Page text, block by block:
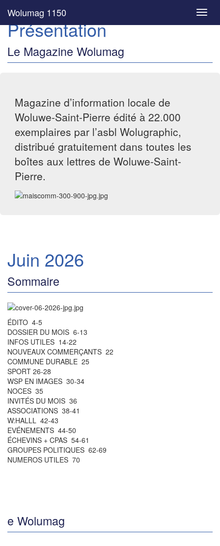
Wolumag 1150
Présentation
Le Magazine Wolumag
Magazine d’information locale de
Woluwe-Saint-Pierre édité à 22.000
exemplaires par l’asbl Wolugraphic,
distribué gratuitement dans toutes les
boîtes aux lettres de Woluwe-Saint-
Pierre.
Juin 2026
Sommaire
ÉDITO 4-5
DOSSIER DU MOIS 6-13
INFOS UTILES 14-22
NOUVEAUX COMMERÇANTS 22
COMMUNE DURABLE 25
SPORT 26-28
WSP EN IMAGES 30-34
NOCES 35
INVITÉS DU MOIS 36
ASSOCIATIONS 38-41
W:HALLL 42-43
EVÉNEMENTS 44-50
ÉCHEVINS + CPAS 54-61
GROUPES POLITIQUES 62-69
NUMEROS UTILES 70
e Wolumag